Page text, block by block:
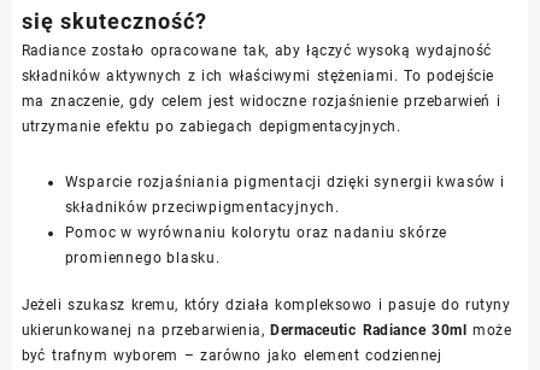
się skuteczność?
Radiance zostało opracowane tak, aby łączyć wysoką wydajność
składników aktywnych z ich właściwymi stężeniami. To podejście
ma znaczenie, gdy celem jest widoczne rozjaśnienie przebarwień i
utrzymanie efektu po zabiegach depigmentacyjnych.
Wsparcie rozjaśniania pigmentacji dzięki synergii kwasów i
składników przeciwpigmentacyjnych.
Pomoc w wyrównaniu kolorytu oraz nadaniu skórze
promiennego blasku.
Jeżeli szukasz kremu, który działa kompleksowo i pasuje do rutyny
ukierunkowanej na przebarwienia,Dermaceutic Radiance 30ml może
być trafnym wyborem – zarówno jako element codziennej